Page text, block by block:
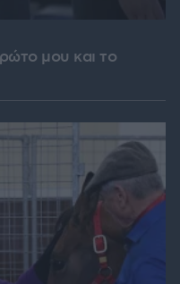
μου και το